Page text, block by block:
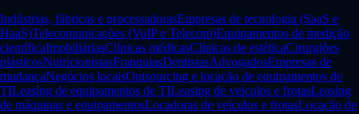
Indústrias, fábricas e processadorasEmpresas de tecnologia (SaaS e
HaaS)Telecomunicações (VoIP e Telecom)Equipamentos de medição
científicaImobiliáriasClínicas médicasClínicas de estéticaCirurgiões
plásticosNutricionistasFranquiasDentistasAdvogadosEmpresas de
mudançaNegócios locaisOutsourcing e locação de equipamentos de
TILeasing de equipamentos de TILeasing de veículos e frotasLeasing
de máquinas e equipamentosLocadoras de veículos e frotasLocação de